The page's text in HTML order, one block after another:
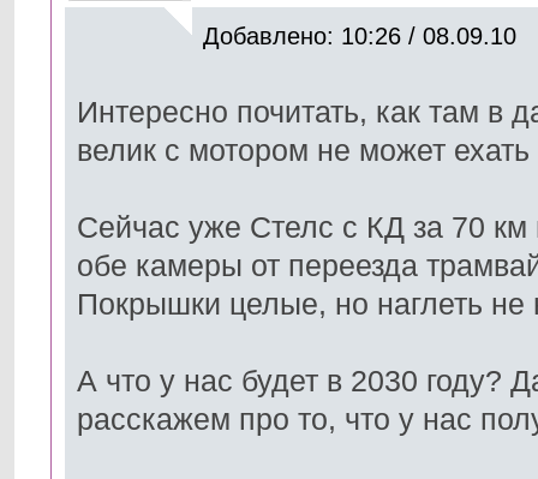
Добавлено: 10:26 / 08.09.10
Интересно почитать, как там в
велик с мотором не может
Сейчас уже Стелс с КД за 70 км
обе камеры от переезда
Покрышки целые, но наглеть не
А что у нас будет в 2030 году?
расскажем про то, что у нас